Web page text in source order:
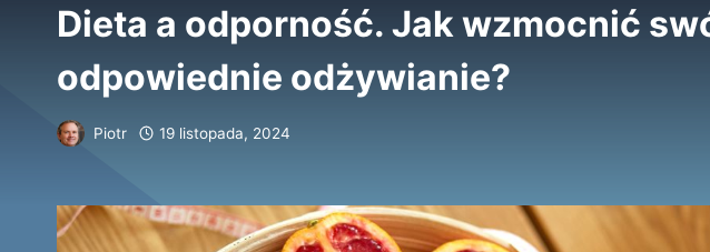
Dieta a odporność. Jak wzmocnić
odpowiednie odżywianie?
Piotr 19 listopada, 2024